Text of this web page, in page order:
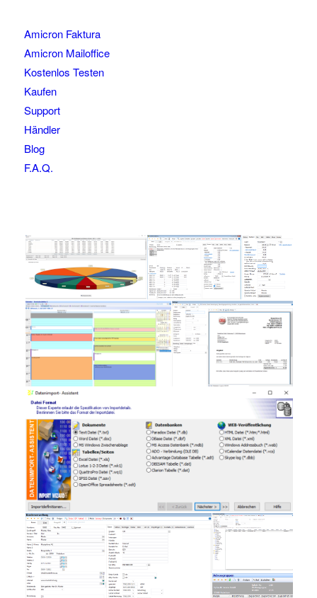
Amicron Faktura
Amicron Mailoffice
Kostenlos Testen
Kaufen
Support
Händler
Blog
F.A.Q.